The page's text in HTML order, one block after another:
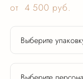
от 4 500 pуб.
Выберите